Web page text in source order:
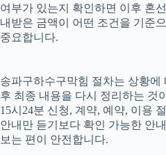
여부가 있는지 확인하면 이후 혼
내받은 금액이 어떤 조건을 기준
중요합니다.
송파구하수구막힘 절차는 상황
후 최종 내용을 다시 정리하는 것
15시24분 신청, 계약, 예약, 이용
안내만 듣기보다 확인 가능한 안
보는 편이 안전합니다.